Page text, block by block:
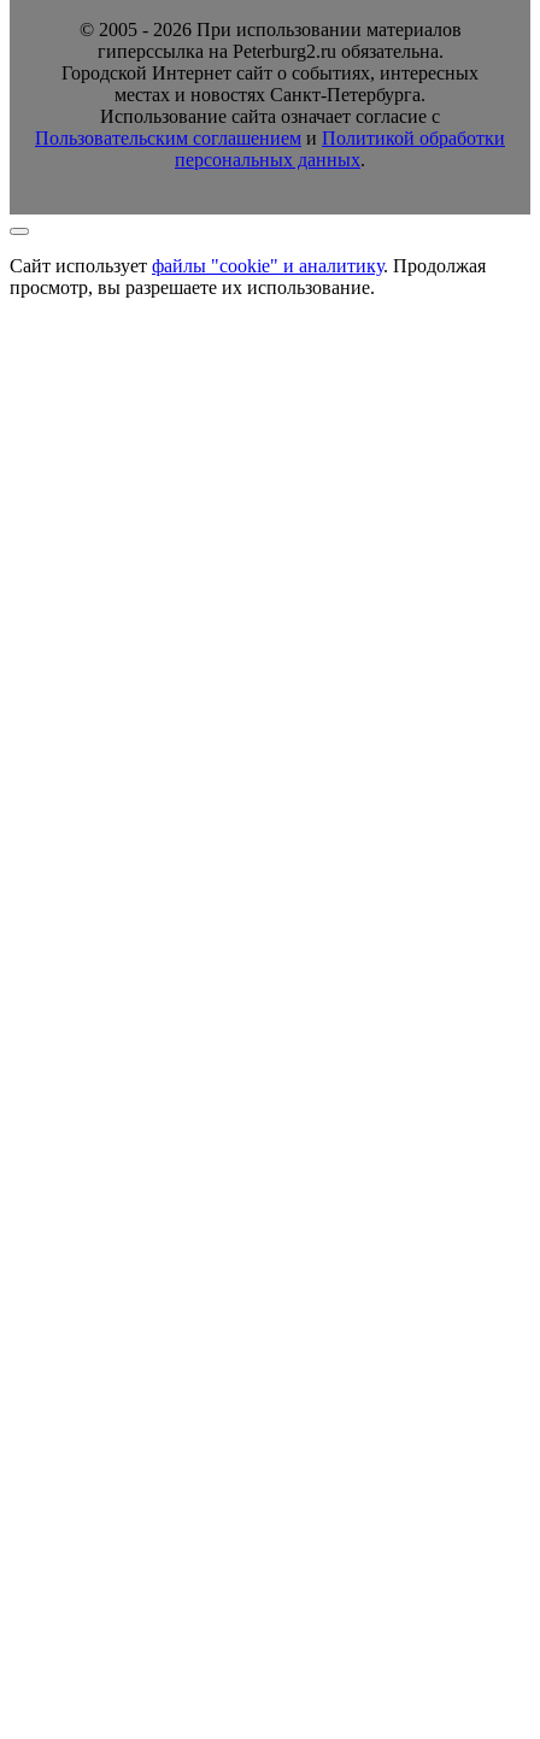
© 2005 - 2026 При использовании материалов
гиперссылка на Peterburg2.ru обязательна.
Городской Интернет сайт о событиях, интересных
местах и новостях Санкт-Петербурга.
Использование сайта означает согласие с
Пользовательским соглашением и Политикой обработки
персональных данных.
Сайт использует файлы "cookie" и аналитику. Продолжая
просмотр, вы разрешаете их использование.